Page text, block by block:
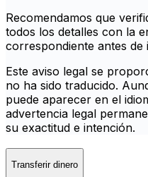
Recomendamos que
todos los detalles con la
correspondiente antes
Este aviso legal se
no ha sido traducido.
puede aparecer en el
advertencia legal
su exactitud e intención.
Transferir dinero